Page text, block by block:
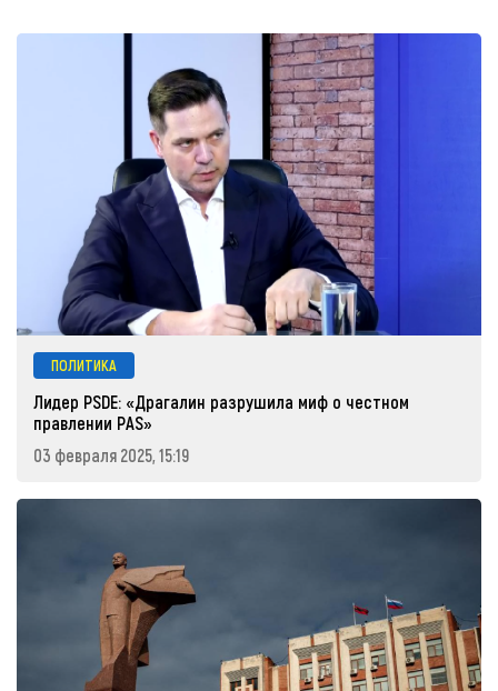
ПОЛИТИКА
Лидер PSDE: «Драгалин разрушила миф о честном
правлении PAS»
03 февраля 2025, 15:19